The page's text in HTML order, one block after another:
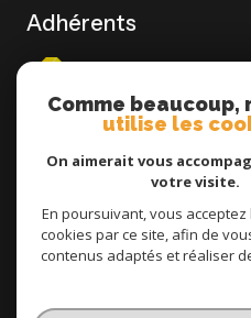
Adhérents
Nos partenaires
Comme beaucoup,
utilise les
On aimerait vous
votre visite.
En poursuivant, vous
cookies par ce site, afin de
contenus adaptés et réaliser